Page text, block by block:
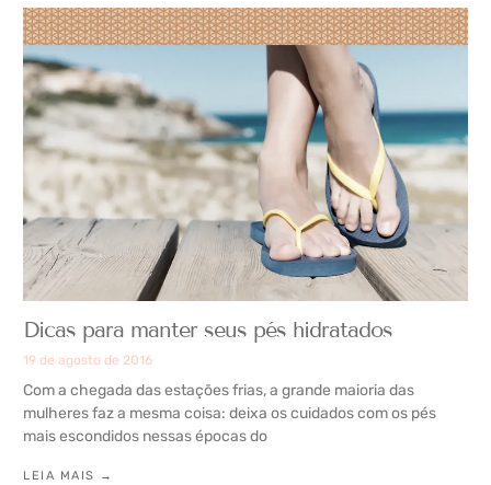
Dicas para manter seus pés hidratados
19 de agosto de 2016
Com a chegada das estações frias, a grande maioria das
mulheres faz a mesma coisa: deixa os cuidados com os pés
mais escondidos nessas épocas do
LEIA MAIS →